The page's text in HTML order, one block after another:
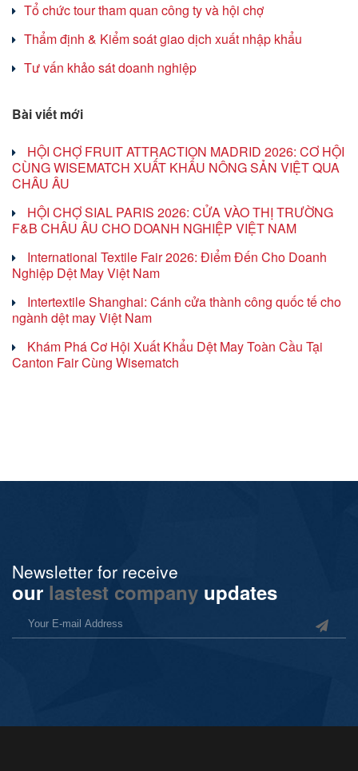
Tổ chức tour tham quan công ty và hội chợ
Thẩm định & Kiểm soát giao dịch xuất nhập khẩu
Tư vấn khảo sát doanh nghiệp
Bài viết mới
HỘI CHỢ FRUIT ATTRACTION MADRID 2026: CƠ HỘI
CÙNG WISEMATCH XUẤT KHẨU NÔNG SẢN VIỆT QUA
CHÂU ÂU
HỘI CHỢ SIAL PARIS 2026: CỬA VÀO THỊ TRƯỜNG
F&B CHÂU ÂU CHO DOANH NGHIỆP VIỆT NAM
International Textile Fair 2026: Điểm Đến Cho Doanh
Nghiệp Dệt May Việt Nam
Intertextile Shanghai: Cánh cửa thành công quốc tế cho
ngành dệt may Việt Nam
Khám Phá Cơ Hội Xuất Khẩu Dệt May Toàn Cầu Tại
Canton Fair Cùng Wisematch
Newsletter for receive
our lastest company updates